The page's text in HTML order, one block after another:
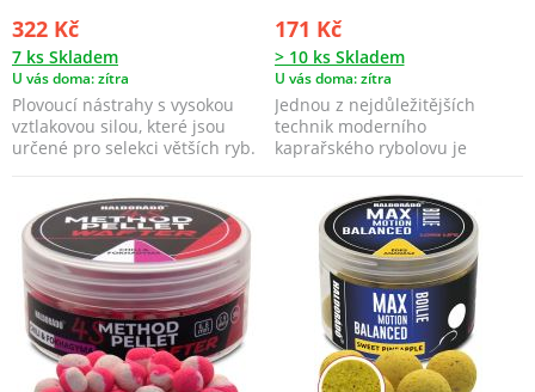
322 Kč
7 ks Skladem
U vás doma: zítra
Plovoucí nástrahy s vysokou
vztlakovou silou, které jsou
určené pro selekci větších ryb.
171 Kč
> 10 ks Skladem
U vás doma: zítra
Jednou z nejdůležitějších
technik moderního
kaprařského rybolovu je